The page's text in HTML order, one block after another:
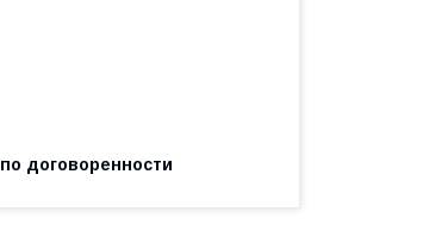
по договоренности